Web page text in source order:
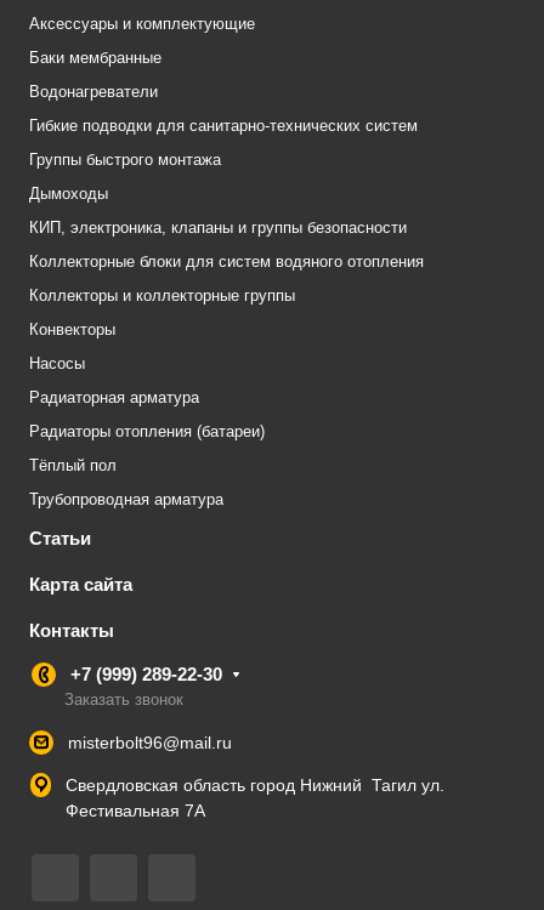
Аксессуары и комплектующие
Баки мембранные
Водонагреватели
Гибкие подводки для санитарно-технических систем
Группы быстрого монтажа
Дымоходы
КИП, электроника, клапаны и группы безопасности
Коллекторные блоки для систем водяного отопления
Коллекторы и коллекторные группы
Конвекторы
Насосы
Радиаторная арматура
Радиаторы отопления (батареи)
Тёплый пол
Трубопроводная арматура
Статьи
Карта сайта
Контакты
+7 (999) 289-22-30
Заказать звонок
misterbolt96@mail.ru
Свердловская область город Нижний Тагил ул.
Фестивальная 7А